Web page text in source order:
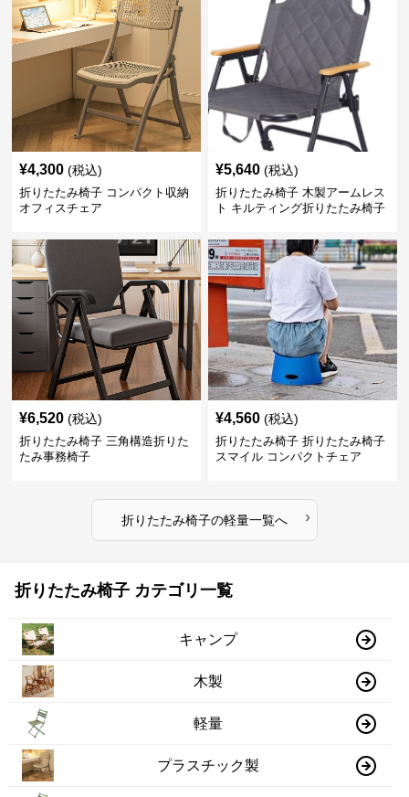
¥4,300 (税込)
折りたたみ椅子 コンパクト収納
オフィスチェア
¥5,640 (税込)
折りたたみ椅子 木製アームレス
ト キルティング折りたたみ椅子
¥6,520 (税込)
折りたたみ椅子 三角構造折りた
たみ事務椅子
¥4,560 (税込)
折りたたみ椅子 折りたたみ椅子
スマイル コンパクトチェア
折りたたみ椅子の軽量一覧へ ›
折りたたみ椅子 カテゴリ一覧
キャンプ
木製
軽量
プラスチック製